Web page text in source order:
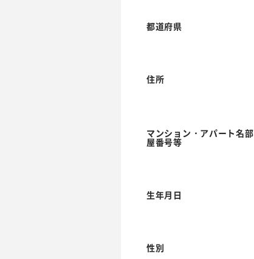
都道府県
住所
マンション・アパート名部
屋番号等
生年月日
性別